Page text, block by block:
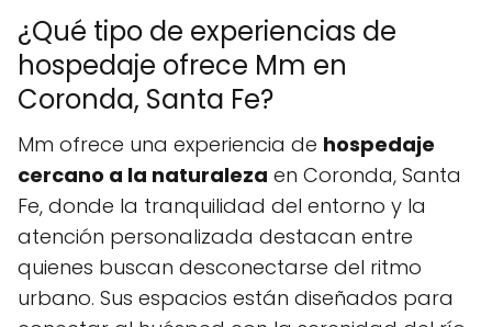
¿Qué tipo de experiencias de
hospedaje ofrece Mm en
Coronda, Santa Fe?
Mm ofrece una experiencia de hospedaje
cercano a la naturaleza en Coronda, Santa
Fe, donde la tranquilidad del entorno y la
atención personalizada destacan entre
quienes buscan desconectarse del ritmo
urbano. Sus espacios están diseñados para